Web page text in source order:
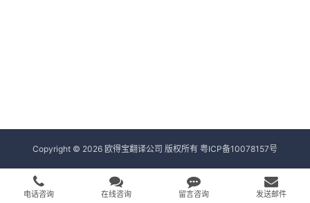
Copyright © 2026 欧得宝翻译公司 版权所有 粤ICP备10078157号
电话咨询 在线咨询 留言咨询 发送邮件